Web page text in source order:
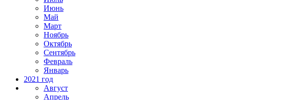
Июнь
Май
Март
Ноябрь
Октябрь
Сентябрь
Февраль
Январь
2021 год
Август
Апрель